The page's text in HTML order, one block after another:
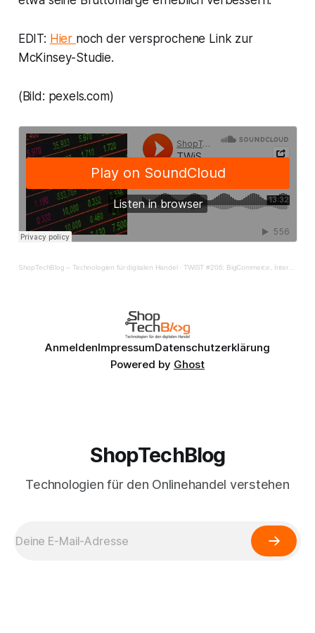
EDIT: Hier noch der versprochene Link zur
McKinsey-Studie.
(Bild: pexels.com)
ShopTechBlog – Technologien für digitalen Handel·TWiST #206: BigCommerce, Intershop, Shopify – Mit ein paar Börsenzahlen zurück aus der Sommerpause
AnmeldenImpressumDatenschutzerklärung
Powered by Ghost
ShopTechBlog
Technologien für den Onlinehandel verstehen